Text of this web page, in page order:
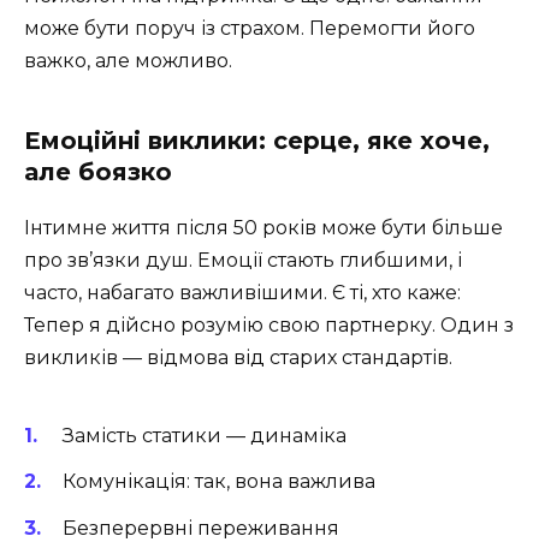
може бути поруч із страхом. Перемогти його
важко, але можливо.
Емоційні виклики: серце, яке хоче,
але боязко
Інтимне життя після 50 років може бути більше
про зв’язки душ. Емоції стають глибшими, і
часто, набагато важливішими. Є ті, хто каже:
Тепер я дійсно розумію свою партнерку. Один з
викликів — відмова від старих стандартів.
Замість статики — динаміка
Комунікація: так, вона важлива
Безперервні переживання